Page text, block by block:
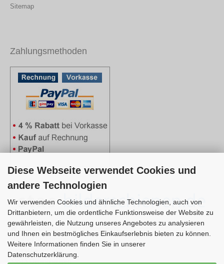
Sitemap
Zahlungsmethoden
STAS Bilderschienen Online-Shop
33813 Oerlinghausen
Diese Webseite verwendet Cookies und
andere Technologien
Wir verwenden Cookies und ähnliche Technologien, auch von
Drittanbietern, um die ordentliche Funktionsweise der Website zu
gewährleisten, die Nutzung unseres Angebotes zu analysieren
und Ihnen ein bestmögliches Einkaufserlebnis bieten zu können.
Weitere Informationen finden Sie in unserer
Datenschutzerklärung.